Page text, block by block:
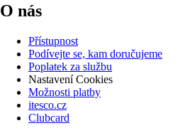
O nás
Přístupnost
Podívejte se, kam doručujeme
Poplatek za službu
Nastavení Cookies
Možnosti platby
itesco.cz
Clubcard